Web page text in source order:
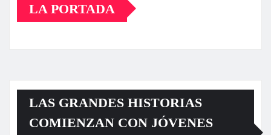
LA PORTADA
LAS GRANDES HISTORIAS
COMIENZAN CON JÓVENES